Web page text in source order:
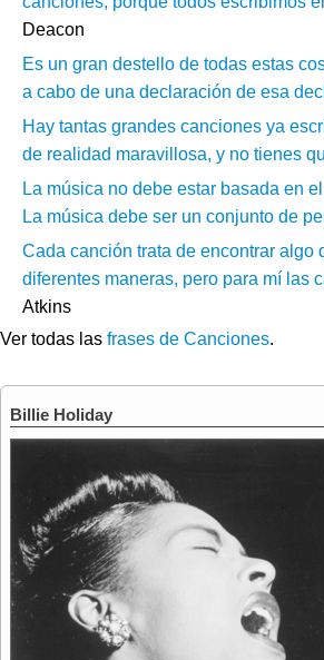
Deacon
Es un gran destello de todas estas
a cabo de una declaración de esa
Hay tantas grandes canciones ya
de realidad maravillosa, y no tienes
La música no debe estar basada en
La música debe ser un conjunto de
Cada canción trata de encontrar algo
diferentes maneras, pero para mí las
Atkins
Ver todas las frases de Canciones.
Billie Holiday